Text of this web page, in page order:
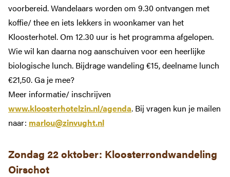
voorbereid. Wandelaars worden om 9.30 ontvangen met
koffie/ thee en iets lekkers in woonkamer van het
Kloosterhotel. Om 12.30 uur is het programma afgelopen.
Wie wil kan daarna nog aanschuiven voor een heerlijke
biologische lunch. Bijdrage wandeling €15, deelname lunch
€21,50. Ga je mee?
Meer informatie/ inschrijven
www.kloosterhotelzin.nl/agenda. Bij vragen kun je mailen
naar: marlou@zinvught.nl
Zondag 22 oktober: Kloosterrondwandeling
Oirschot